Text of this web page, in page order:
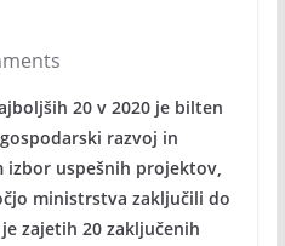
20 v 2020 je bilten
razvoj in
uspešnih projektov,
ministrstva zaključili do
zajetih 20 zaključenih